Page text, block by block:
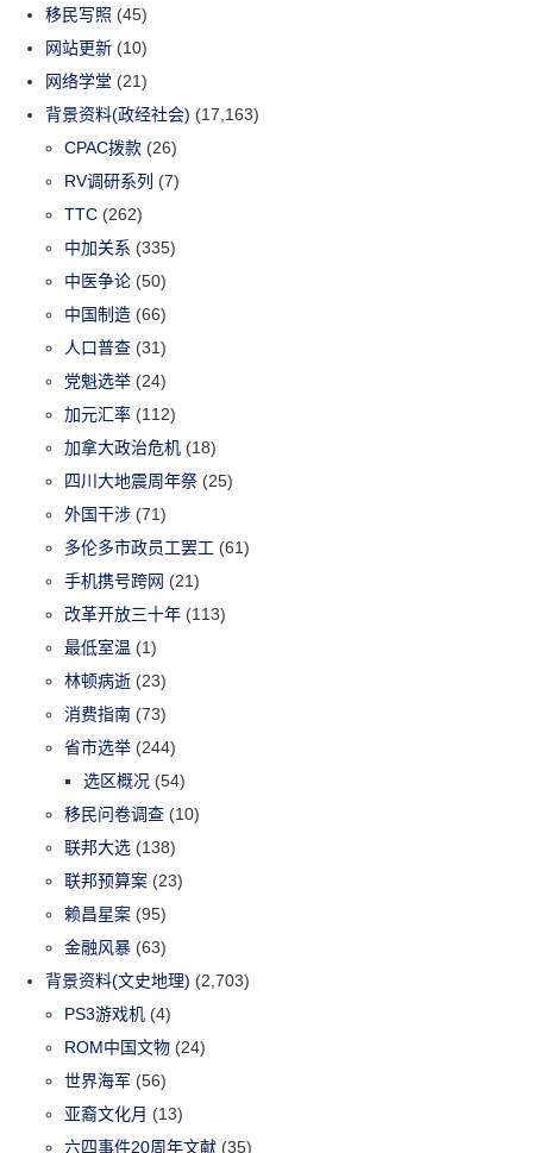
移民写照 (45)
网站更新 (10)
网络学堂 (21)
背景资料(政经社会) (17,163)
CPAC拨款 (26)
RV调研系列 (7)
TTC (262)
中加关系 (335)
中医争论 (50)
中国制造 (66)
人口普查 (31)
党魁选举 (24)
加元汇率 (112)
加拿大政治危机 (18)
四川大地震周年祭 (25)
外国干涉 (71)
多伦多市政员工罢工 (61)
手机携号跨网 (21)
改革开放三十年 (113)
最低室温 (1)
林顿病逝 (23)
消费指南 (73)
省市选举 (244)
选区概况 (54)
移民问卷调查 (10)
联邦大选 (138)
联邦预算案 (23)
赖昌星案 (95)
金融风暴 (63)
背景资料(文史地理) (2,703)
PS3游戏机 (4)
ROM中国文物 (24)
世界海军 (56)
亚裔文化月 (13)
六四事件20周年文献 (35)